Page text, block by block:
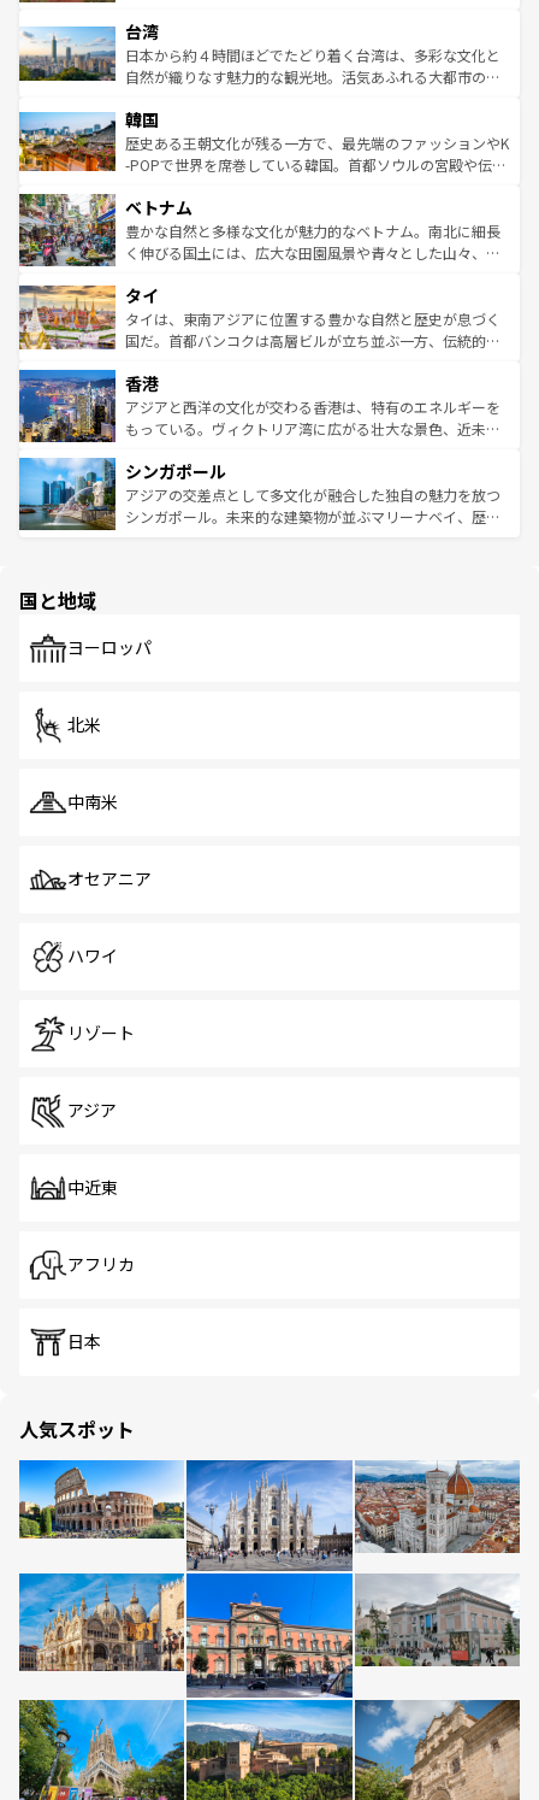
ならではの贅沢な旅のスタイルだ。 なお、新着のアメリカ
情報はコンテンツ一覧を参照してほしい。
れるおもてなしの心で訪れる人々を迎えてくれるハワイの
人々、おいしいローカルフードやハワイアンミュージッ
ク、伝統的なフラダンスなど、すべてがハワイの魅力を彩
ワイを、存分に味わってほしい。 なお、新着のハワイ情報
はコンテンツ一覧を参照してほしい。
リアリーフや大陸中央部にそびえるウルル（エアーズロッ
ク）、タスマニアの美しい原生林やケアンズの熱帯雨林な
ど、見どころがたくさん。また、カフェやワイン、オージ
いる。アクティビティも充実しており、サーフィンやダイ
ビング、ハイキングなど、アウトドア好きにはたまらな
い。オーストラリアの多彩な魅力を存分に味わいつくそ
参照してほしい。
台湾
日本から約４時間ほどでたどり着く台湾は、多彩な文化と
自然が織りなす魅力的な観光地。活気あふれる大都市の台
ン）、静ひつな山岳地帯である台湾東部など、都市の喧騒
と山間の静けさが共存しており、訪れる人に新しい発見と
驚きをもたらしてくれる。また、奥深い台湾の食文化も魅
容にもいいと評判のスイーツなど、バラエティ豊かな料理
が味わえる。 なお、新着の台湾情報は コンテンツ一覧を参
照してほしい。
韓国
歴史ある王朝文化が残る一方で、最先端のファッションやK
-POPで世界を席巻している韓国。首都ソウルの宮殿や伝統
き、地方に足を延ばせば四季折々の自然美を楽しむことが
できる。そして、キムチや焼肉、絶品のストリートフード
まで、さまざまな韓国料理が待っている。夜には、韓国な
リティに包まれながら、韓国の多彩な魅力を心ゆくまで味
わってみてほしい。 なお、新着の韓国情報はコンテンツ一
覧を参照してほしい。
ベトナム
豊かな自然と多様な文化が魅力的なベトナム。南北に細長
く伸びる国土には、広大な田園風景や青々とした山々、世
急速な発展と共に伝統が息づく。ハノイの古い町並みやホ
ーチミン市のフランス統治時代の建物も、独特の雰囲気を
醸し出している。また、バラエティの豊かさとおいしさで
とつ。フォーやバインミー、ベトナムコーヒーなどは、ぜ
ひ現地で味わいたい。どの地域を訪れてもあたたかい人々
が旅行者を迎えてくれるので、きっと忘れられない旅にな
参照してほしい。
タイ
タイは、東南アジアに位置する豊かな自然と歴史が息づく
国だ。首都バンコクは高層ビルが立ち並ぶ一方、伝統的な
の活気が交差している。北部ではチェンマイなどの山岳地
帯で自然と触れ合い、南部ではプーケットやクラビの美し
いビーチでリゾート気分を楽しむことができる。タイ料理
激する。気候は一年中温暖で、どの季節にも異なる楽しみ
が待っている。親しみやすいタイの人々、仏教を中心とし
た文化、そして多様な観光資源が、訪れる旅人を魅了し続
香港
アジアと西洋の文化が交わる香港は、特有のエネルギーを
もっている。ヴィクトリア湾に広がる壮大な景色、近未来
み、どこを訪れても感動するはず。観光スポットが密集し
ており、効率よく見どころを回れるのも魅力。息をのむよ
うな絶景から文化的な体験まで、香港を存分に楽しみ尽く
シンガポール
アジアの交差点として多文化が融合した独自の魅力を放つ
シンガポール。未来的な建築物が並ぶマリーナベイ、歴史
で、ホーカーズは地元の風情を楽しめる外せないスポット
国と地域
ヨーロッパ
北米
中南米
オセアニア
ハワイ
リゾート
アジア
中近東
アフリカ
日本
人気スポット